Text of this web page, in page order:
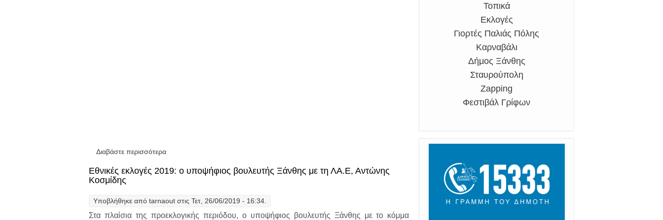
Διαβάστε περισσότερα
Εθνικές εκλογές 2019: ο υποψήφιος βουλευτής Ξάνθης με τη ΛΑ.Ε, Αντώνης
Κοσμίδης
Υποβλήθηκε από tarnaout στις Τετ, 26/06/2019 - 16:34.
Στα πλαίσια της προεκλογικής περιόδου, ο υποψήφιος βουλευτής Ξάνθης με το κόμμα
Τοπικά
Εκλογές
Γιορτές Παλιάς Πόλης
Καρναβάλι
Δήμος Ξάνθης
Σταυρούπολη
Zapping
Φεστιβάλ Γρίφων